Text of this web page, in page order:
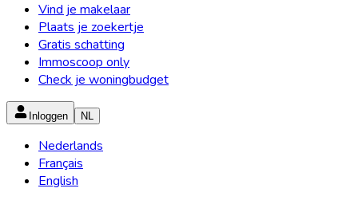
Vind je makelaar
Plaats je zoekertje
Gratis schatting
Immoscoop only
Check je woningbudget
Inloggen NL
Nederlands
Français
English